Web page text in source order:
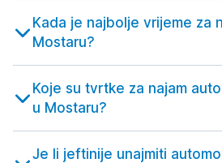
Kada je najbolje vrijeme za
Mostaru?
Koje su tvrtke za najam
u Mostaru?
Je li jeftinije unajmiti